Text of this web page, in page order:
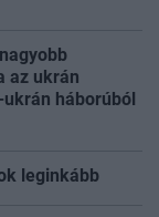
az ukrán
háborúból
leginkább